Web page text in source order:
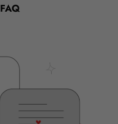
FAQ